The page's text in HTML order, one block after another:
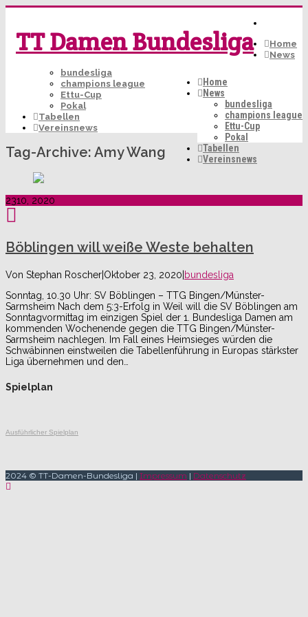
TT Damen Bundesliga
Home
News
bundesliga
champions league
Ettu-Cup
Pokal
Tabellen
Vereinsnews
Home
News
bundesliga
champions league
Ettu-Cup
Pokal
Tabellen
Vereinsnews
Tag-Archive: Amy Wang
2310, 2020
Böblingen will weiße Weste behalten
Von Stephan Roscher Oktober 23, 2020 bundesliga
Sonntag, 10.30 Uhr: SV Böblingen – TTG Bingen/Münster-
Sarmsheim Nach dem 5:3-Erfolg in Weil will die SV Böblingen am
Sonntagvormittag im einzigen Spiel der 1. Bundesliga Damen am
kommenden Wochenende gegen die TTG Bingen/Münster-
Sarmsheim nachlegen. Im Fall eines Heimsieges würden die
Schwäbinnen einstweilen die Tabellenführung in Europas stärkster
Liga übernehmen und den…
Spielplan
Ausführlicher Spielplan
2024 © TT-Damen-Bundesliga | Impressum | Datenschutz